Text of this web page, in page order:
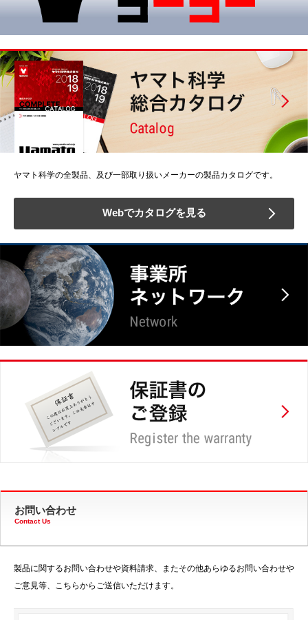
ヤマト科学の全製品、及び一部取り扱いメーカーの製品カタログです。
Webでカタログを見る
お問い合わせ
Contact Us
製品に関するお問い合わせや資料請求、またその他あらゆるお問い合わせや
ご意見等、こちらからご送信いただけます。